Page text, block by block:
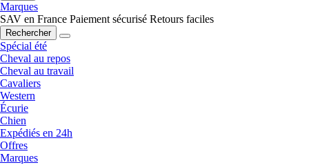
Marques
SAV en France Paiement sécurisé Retours faciles
Rechercher
Spécial été
Cheval au repos
Cheval au travail
Cavaliers
Western
Écurie
Chien
Expédiés en 24h
Offres
Marques